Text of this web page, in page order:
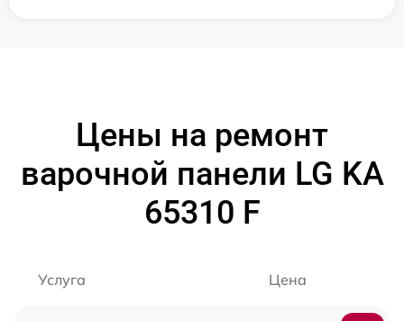
Цены на ремонт
варочной панели LG KA
65310 F
Услуга Цена